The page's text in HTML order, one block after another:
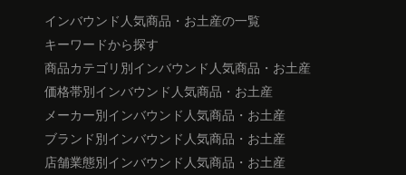
インバウンド人気商品・お土産の一覧
キーワードから探す
商品カテゴリ別インバウンド人気商品・お土産
価格帯別インバウンド人気商品・お土産
メーカー別インバウンド人気商品・お土産
ブランド別インバウンド人気商品・お土産
店舗業態別インバウンド人気商品・お土産